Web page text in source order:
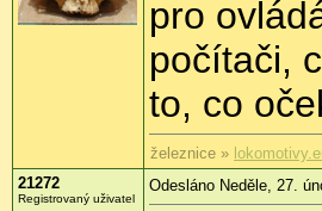
pro
počítači,
to, co
železnice »
21272
Registrovaný uživatel
Odesláno Neděle, 27.